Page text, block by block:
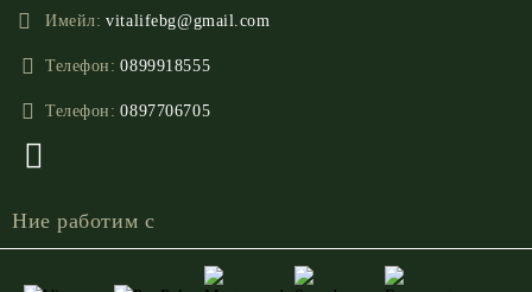
Имейл: vitalifebg@gmail.com
Телефон: 0899918555
Телефон: 0897706705
Ние работим с